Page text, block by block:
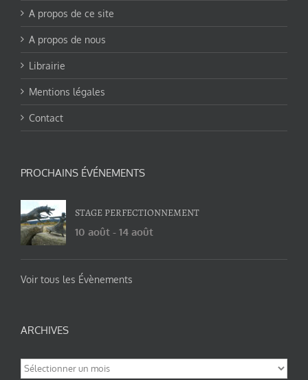
A propos de ce site
A propos de nous
Librairie
Mentions légales
Contact
PROCHAINS ÉVÉNEMENTS
STAGE PERFECTIONNEMENT
10 août - 14 août
Voir tous les Évènements
ARCHIVES
Archives